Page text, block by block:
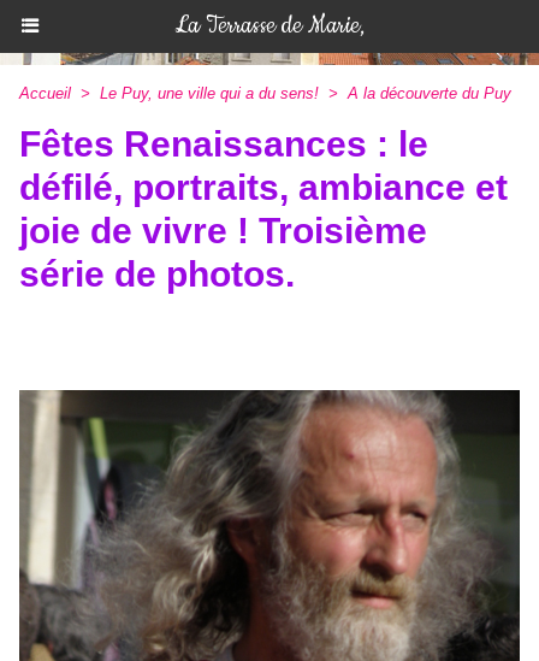
La Terrasse de Marie,
Accueil > Le Puy, une ville qui a du sens! > A la découverte du Puy
Fêtes Renaissances : le
défilé, portraits, ambiance et
joie de vivre ! Troisième
série de photos.